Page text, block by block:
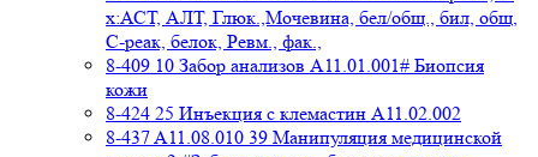
х:АСТ, АЛТ, Глюк.,Мочевина, бел/общ., бил, общ,
C-реак, белок, Ревм., фак.,
8-409 10 Забор анализов A11.01.001# Биопсия
кожи
8-424 25 Инъекция с клемастин A11.02.002
8-437 A11.08.010 39 Манипуляция медицинской